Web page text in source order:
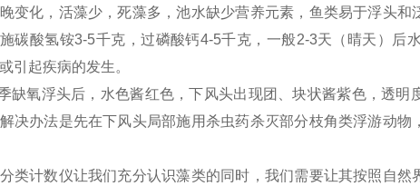
变化，活藻少，死藻多，池水缺少营养元素，鱼类易于浮头
碳酸氢铵3-5千克，过磷酸钙4-5千克，一般2-3天（晴天）后
引起疾病的发生。
缺氧浮头后，水色酱红色，下风头出现团、块状酱紫色，透
决办法是先在下风头局部施用杀虫药杀灭部分枝角类浮游动
类计数仪让我们充分认识藻类的同时，我们需要让其按照自